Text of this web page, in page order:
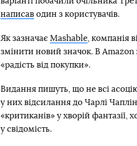
написав один з користувачів.
Як зазначає Mashable , компанія
змінити новий значок. В
«радість від покупки».
Видання пишуть, що не всі
у них відсилання до Чарлі
«критиканів» у хворій фантазії,
у свідомість.